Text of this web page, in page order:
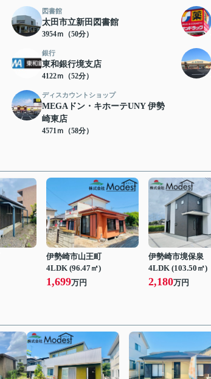
図書館
太田市立新田図書館
3954ｍ（50分）
銀行
東和銀行境支店
4122ｍ（52分）
ディスカウントショップ
MEGAドン・キホーテUNY 伊勢
崎東店
4571ｍ（58分）
伊勢崎市山王町
4LDK (96.47㎡)
1,699万円
伊勢崎市境保泉
4LDK (103.50㎡)
2,180万円